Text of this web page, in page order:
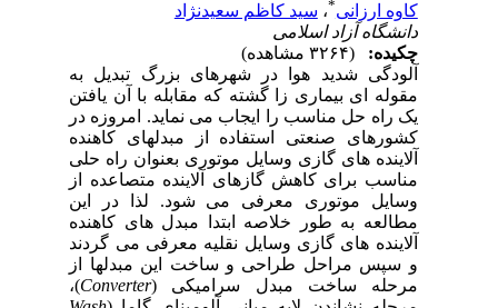
کاوه ارزانی ،سید کاظم سعیدنژاد
دانشگاه آزاد اسلامی
چکیده:
آلودگی شدید هوا در شهرهای بزرگ تبدیل به
مقوله ای بیماری زا گشته که مقابله با آن یافتن
یک راه حل مناسب را ایجاب می نماید. امروزه در
کشورهای صنعتی استفاده از مبدلهای کاهنده
آلاینده های گازی وسایل موتوری بعنوان راه حلی
مناسب برای کاهش گازهای آلاینده متصاعده از
وسایل موتوری معرفی می شود. لذا در این
مطالعه به طور خلاصه ابتدا مبدل های کاهنده
آلاینده های گازی وسایل نقلیه معرفی می گردند
و سپس مراحل طراحی و ساخت این مبدلها از
مرحله ساخت مبدل سرامیکی (
Converter)،